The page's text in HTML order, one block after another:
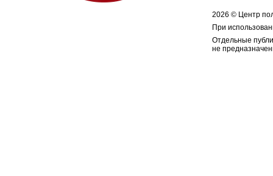
2026 © Центр
При
Отдельные
не